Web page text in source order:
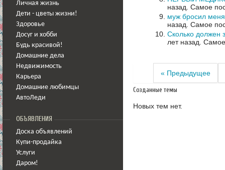
Личная жизнь
Дети - цветы жизни!
Здоровье
Досуг и хобби
Будь красивой!
Домашние дела
Недвижимость
Карьера
Домашние любимцы
АвтоЛеди
ОБЪЯВЛЕНИЯ
Доска объявлений
Купи-продайка
Услуги
Даром!
назад. Самое
муж бросил
назад. Самое
Сколько должен
лет назад.
« Предыдущее
Созданные темы
Новых тем нет.